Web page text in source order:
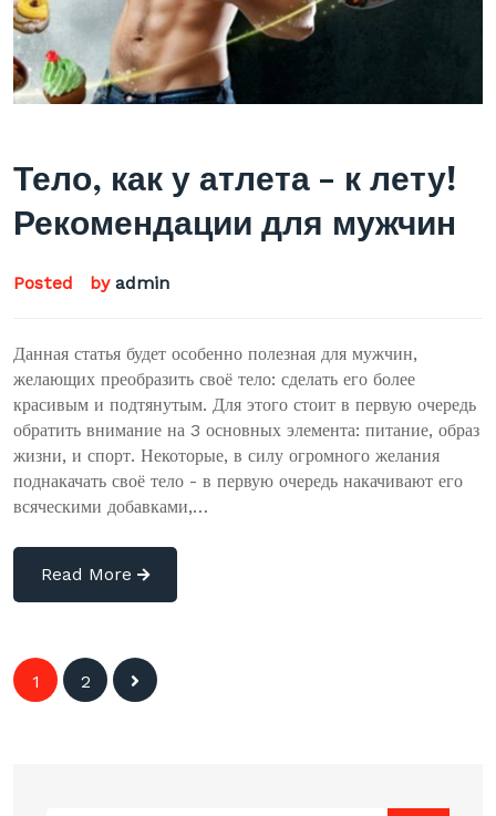
Тело, как у атлета – к лету!
Рекомендации для мужчин
Posted by admin
Данная статья будет особенно полезная для мужчин,
желающих преобразить своё тело: сделать его более
красивым и подтянутым. Для этого стоит в первую очередь
обратить внимание на 3 основных элемента: питание, образ
жизни, и спорт. Некоторые, в силу огромного желания
поднакачать своё тело - в первую очередь накачивают его
всяческими добавками,…
Read More
Навигация
1 2